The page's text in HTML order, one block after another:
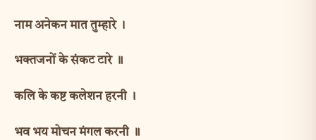
नाम अनेकन मात तुम्हारे ।
भक्तजनों के संकट टारे ॥
कलि के कष्ट कलेशन हरनी ।
भव भय मोचन मंगल करनी ॥